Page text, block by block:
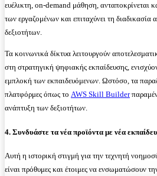
ευέλικτη, on-demand μάθηση, ανταποκρίνεται
των εργαζομένων και επιταχύνει τη
δεξιοτήτων.
Τα κοινωνικά δίκτυα λειτουργούν
στη στρατηγική ψηφιακής εκπαίδευσης,
εμπλοκή των εκπαιδευόμενων. Ωστόσο, τα
πλατφόρμες όπως το AWS Skill Builder
ανάπτυξη των δεξιοτήτων.
4. Συνδυάστε τα νέα προϊόντα με νέα
Αυτή η ιστορική στιγμή για την τεχνητή
είναι πρόθυμες και έτοιμες να ενσωματώσουν